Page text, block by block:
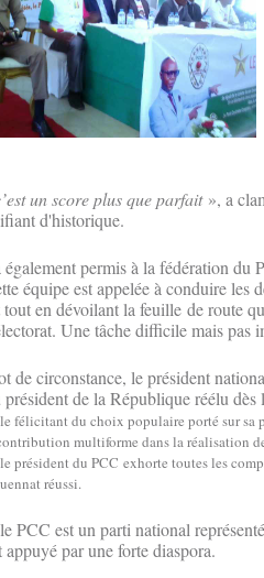
un score plus que parfait», a
d'historique.
également permis à la fédération
équipe est appelée à conduire
tout en dévoilant la feuille de route
Une tâche difficile mais pas
de circonstance, le président
président de la République réélu
félicitant du choix populaire porté sur sa
multiforme dans la réalisation
président du PCC exhorte toutes les
réussi.
PCC est un parti national
appuyé par une forte diaspora.